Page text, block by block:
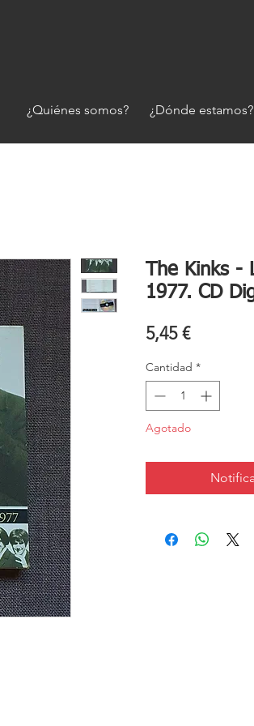
¿Quiénes somos? ¿Dónde estamos?
The Kinks -
1977. CD
5,45 €Precio
Cantidad *
Agotado